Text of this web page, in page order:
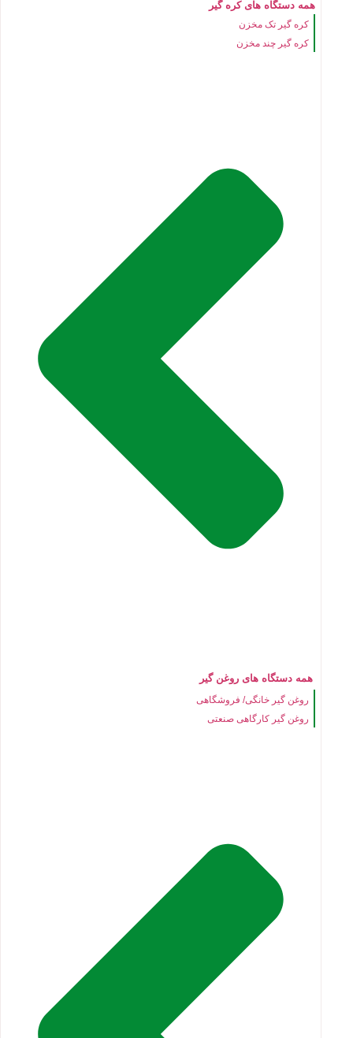
همه دستگاه های کره گیر
کره گیر تک مخزن
کره گیر چند مخزن
همه دستگاه های روغن گیر
روغن گیر خانگی/ فروشگاهی
روغن گیر کارگاهی صنعتی